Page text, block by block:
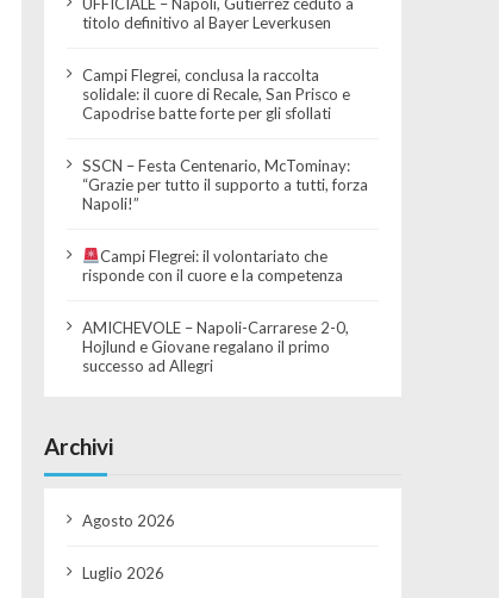
titolo definitivo al Bayer Leverkusen
Campi Flegrei, conclusa la raccolta
solidale: il cuore di Recale, San Prisco e
Capodrise batte forte per gli sfollati
SSCN – Festa Centenario, McTominay:
“Grazie per tutto il supporto a tutti, forza
Napoli!”
Campi Flegrei: il volontariato che
risponde con il cuore e la competenza
AMICHEVOLE – Napoli-Carrarese 2-0,
Hojlund e Giovane regalano il primo
successo ad Allegri
Archivi
Agosto 2026
Luglio 2026